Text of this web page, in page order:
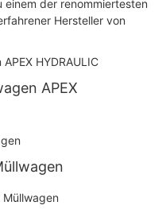
der renommiertesten
Hersteller von
APEX